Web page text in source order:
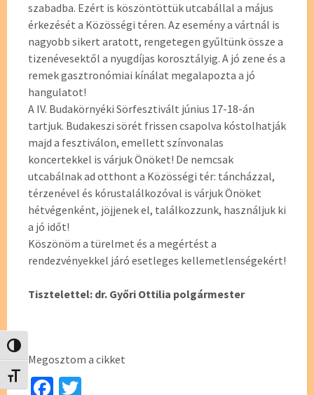
Nagy kontraszt váltása
Betűméret váltása
szabadba. Ezért is köszöntöttük utcabállal a május
érkezését a Közösségi téren. Az esemény a vártnál is
nagyobb sikert aratott, rengetegen gyűltünk össze a
tizenévesektől a nyugdíjas korosztályig. A jó zene és a
remek gasztronómiai kínálat megalapozta a jó
hangulatot!
A IV. Budakörnyéki Sörfesztivált június 17-18-án
tartjuk. Budakeszi sörét frissen csapolva kóstolhatják
majd a fesztiválon, emellett színvonalas
koncertekkel is várjuk Önöket! De nemcsak
utcabálnak ad otthont a Közösségi tér: táncházzal,
térzenével és kórustalálkozóval is várjuk Önöket
hétvégenként, jöjjenek el, találkozzunk, használjuk ki
a jó időt!
Köszönöm a türelmet és a megértést a
rendezvényekkel járó esetleges kellemetlenségekért!
Tisztelettel: dr. Győri Ottilia polgármester
Megosztom a cikket
Fa